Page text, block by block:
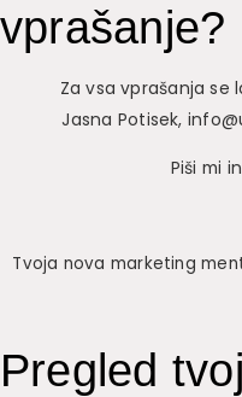
vprašanje?
Za vsa vprašanja se
Jasna Potisek,
Piši mi
Tvoja nova marketing
Pregled